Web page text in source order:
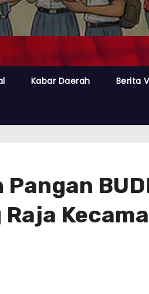
Kabar Daerah Berita
Raja